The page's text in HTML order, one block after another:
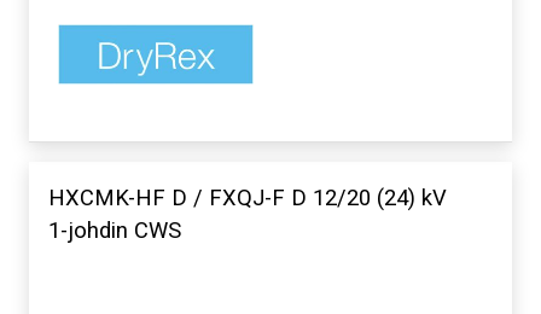
HXCMK-HF D / FXQJ-F D 12/20 (24) kV
1-johdin CWS